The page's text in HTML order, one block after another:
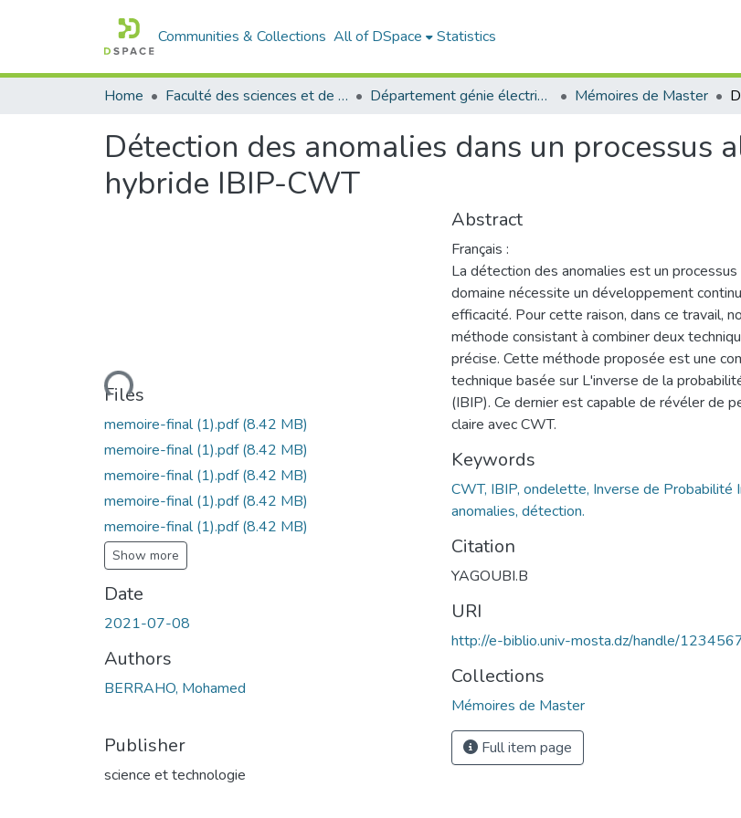
Communities & Collections All of DSpace Statistics
Home Faculté des sciences et de la technologie Département génie électrique Mémoires de Master
Détection des anomalies dans un processus
hybride IBIP-CWT
Loading...
Files
memoire-final (1).pdf(8.42 MB)
memoire-final (1).pdf(8.42 MB)
memoire-final (1).pdf(8.42 MB)
memoire-final (1).pdf(8.42 MB)
memoire-final (1).pdf(8.42 MB)
Show more
Date
2021-07-08
Authors
BERRAHO, Mohamed
Publisher
science et technologie
Abstract
Français :
La détection des anomalies est un
domaine nécessite un développement
efficacité. Pour cette raison, dans ce travail,
méthode consistant à combiner deux
précise. Cette méthode proposée est une
technique basée sur L'inverse de la
(IBIP). Ce dernier est capable de révéler de
claire avec CWT.
Keywords
CWT, IBIP, ondelette, Inverse de Probabilité
anomalies, détection.
Citation
YAGOUBI.B
URI
http://e-biblio.univ-mosta.dz/handle/
Collections
Mémoires de Master
Full item page